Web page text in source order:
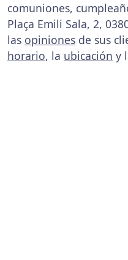
comuniones,
Plaça Emili Sala, 2,
las opiniones de sus
horario, la ubicación y